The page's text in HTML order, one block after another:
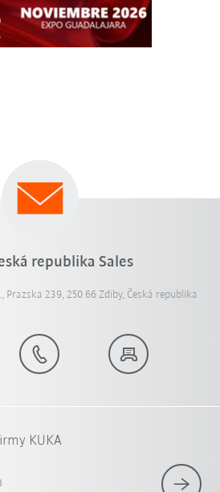
republika Sales
Prazska 239, 250 66 Zdiby, Česká republika
KUKA